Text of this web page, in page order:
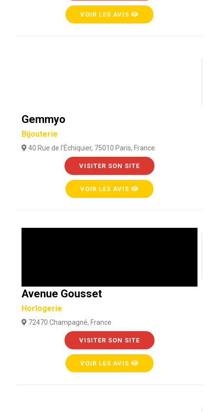
VOIR LES AVIS
Gemmyo
Bijouterie
40 Rue de l'Échiquier, 75010 Paris, France
VISITER SON SITE
VOIR LES AVIS
Avenue Gousset
Horlogerie
72470 Champagné, France
VISITER SON SITE
VOIR LES AVIS